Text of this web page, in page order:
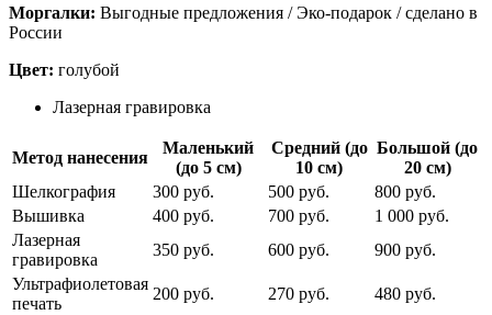
Моргалки: Выгодные предложения / Эко-подарок / сделано в
России
Цвет: голубой
Лазерная гравировка
Метод нанесения
Маленький
(до 5 см)
Средний (до
10 см)
Большой (до
20 см)
Шелкография
300 руб. 500 руб.
800 руб.
Вышивка
400 руб. 700 руб.
1 000 руб.
Лазерная
гравировка
350 руб. 600 руб.
900 руб.
Ультрафиолетовая
печать
200 руб. 270 руб.
480 руб.